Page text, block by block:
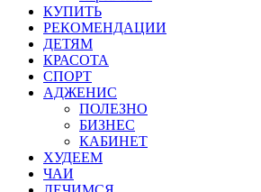
КУПИТЬ
РЕКОМЕНДАЦИИ
ДЕТЯМ
КРАСОТА
СПОРТ
АДЖЕНИС
ПОЛЕЗНО
БИЗНЕС
КАБИНЕТ
ХУДЕЕМ
ЧАИ